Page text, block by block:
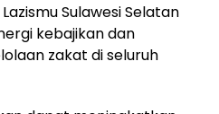
Sulawesi Selatan
kebajikan dan
zakat di seluruh